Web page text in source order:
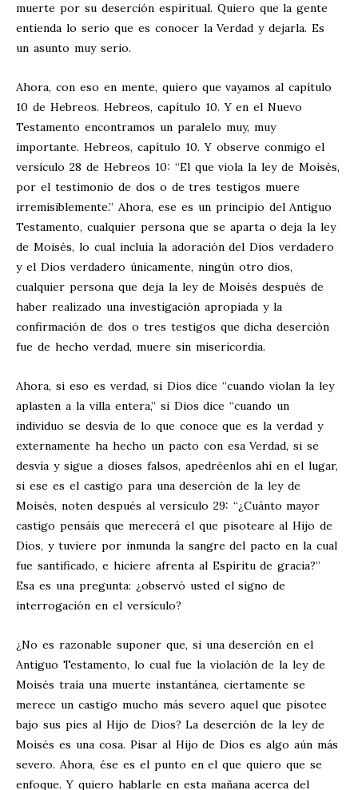
muerte por su deserción espiritual. Quiero que la gente
entienda lo serio que es conocer la Verdad y dejarla. Es
un asunto muy serio.
Ahora, con eso en mente, quiero que vayamos al capítulo
10 de Hebreos. Hebreos, capítulo 10. Y en el Nuevo
Testamento encontramos un paralelo muy, muy
importante. Hebreos, capítulo 10. Y observe conmigo el
versículo 28 de Hebreos 10: “El que viola la ley de Moisés,
por el testimonio de dos o de tres testigos muere
irremisiblemente.” Ahora, ese es un principio del Antiguo
Testamento, cualquier persona que se aparta o deja la ley
de Moisés, lo cual incluía la adoración del Dios verdadero
y el Dios verdadero únicamente, ningún otro dios,
cualquier persona que deja la ley de Moisés después de
haber realizado una investigación apropiada y la
confirmación de dos o tres testigos que dicha deserción
fue de hecho verdad, muere sin misericordia.
Ahora, si eso es verdad, si Dios dice “cuando violan la ley
aplasten a la villa entera,” si Dios dice “cuando un
individuo se desvía de lo que conoce que es la verdad y
externamente ha hecho un pacto con esa Verdad, si se
desvía y sigue a dioses falsos, apedréenlos ahí en el lugar,
si ese es el castigo para una deserción de la ley de
Moisés, noten después al versículo 29: “¿Cuánto mayor
castigo pensáis que merecerá el que pisoteare al Hijo de
Dios, y tuviere por inmunda la sangre del pacto en la cual
fue santificado, e hiciere afrenta al Espíritu de gracia?”
Esa es una pregunta: ¿observó usted el signo de
interrogación en el versículo?
¿No es razonable suponer que, si una deserción en el
Antiguo Testamento, lo cual fue la violación de la ley de
Moisés traía una muerte instantánea, ciertamente se
merece un castigo mucho más severo aquel que pisotee
bajo sus pies al Hijo de Dios? La deserción de la ley de
Moisés es una cosa. Pisar al Hijo de Dios es algo aún más
severo. Ahora, ése es el punto en el que quiero que se
enfoque. Y quiero hablarle en esta mañana acerca del